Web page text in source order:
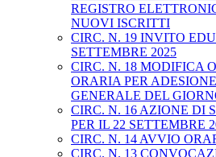
REGISTRO
NUOVI ISCRITTI
CIRC. N. 19 INVITO
SETTEMBRE 2025
CIRC. N. 18 MODIFICA
ORARIA PER
GENERALE DEL
CIRC. N. 16 AZIONE DI
PER IL 22 SETTEMBRE
CIRC. N. 14 AVVIO
CIRC. N. 13